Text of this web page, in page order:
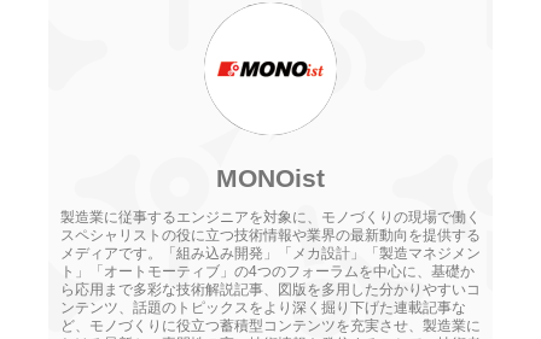
MONOist
製造業に従事するエンジニアを対象に、モノづくりの現場で働く
スペシャリストの役に立つ技術情報や業界の最新動向を提供する
メディアです。「組み込み開発」「メカ設計」「製造マネジメン
ト」「オートモーティブ」の4つのフォーラムを中心に、基礎か
ら応用まで多彩な技術解説記事、図版を多用した分かりやすいコ
ンテンツ、話題のトピックスをより深く掘り下げた連載記事な
ど、モノづくりに役立つ蓄積型コンテンツを充実させ、製造業に